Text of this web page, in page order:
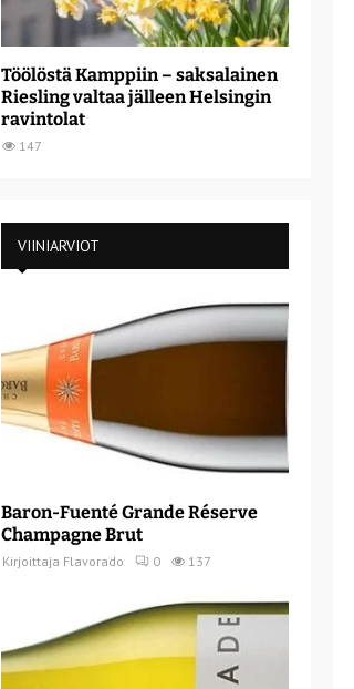
Töölöstä Kamppiin – saksalainen
Riesling valtaa jälleen Helsingin
ravintolat
147
VIINIARVIOT
Baron-Fuenté Grande Réserve
Champagne Brut
Kirjoittaja Flavorado 0 137